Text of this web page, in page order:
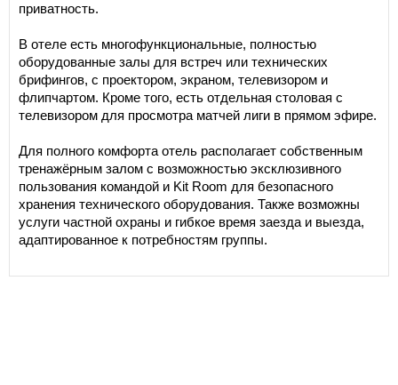
приватность.
В отеле есть многофункциональные, полностью
оборудованные залы для встреч или технических
брифингов, с проектором, экраном, телевизором и
флипчартом. Кроме того, есть отдельная столовая с
телевизором для просмотра матчей лиги в прямом эфире.
Для полного комфорта отель располагает собственным
тренажёрным залом с возможностью эксклюзивного
пользования командой и Kit Room для безопасного
хранения технического оборудования. Также возможны
услуги частной охраны и гибкое время заезда и выезда,
адаптированное к потребностям группы.